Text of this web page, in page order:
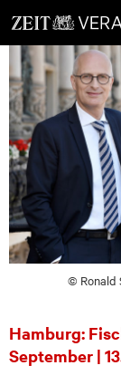
zum
Seiteninhalt
zum
Footer-
Menü
© Ronald
Hamburg:
September |